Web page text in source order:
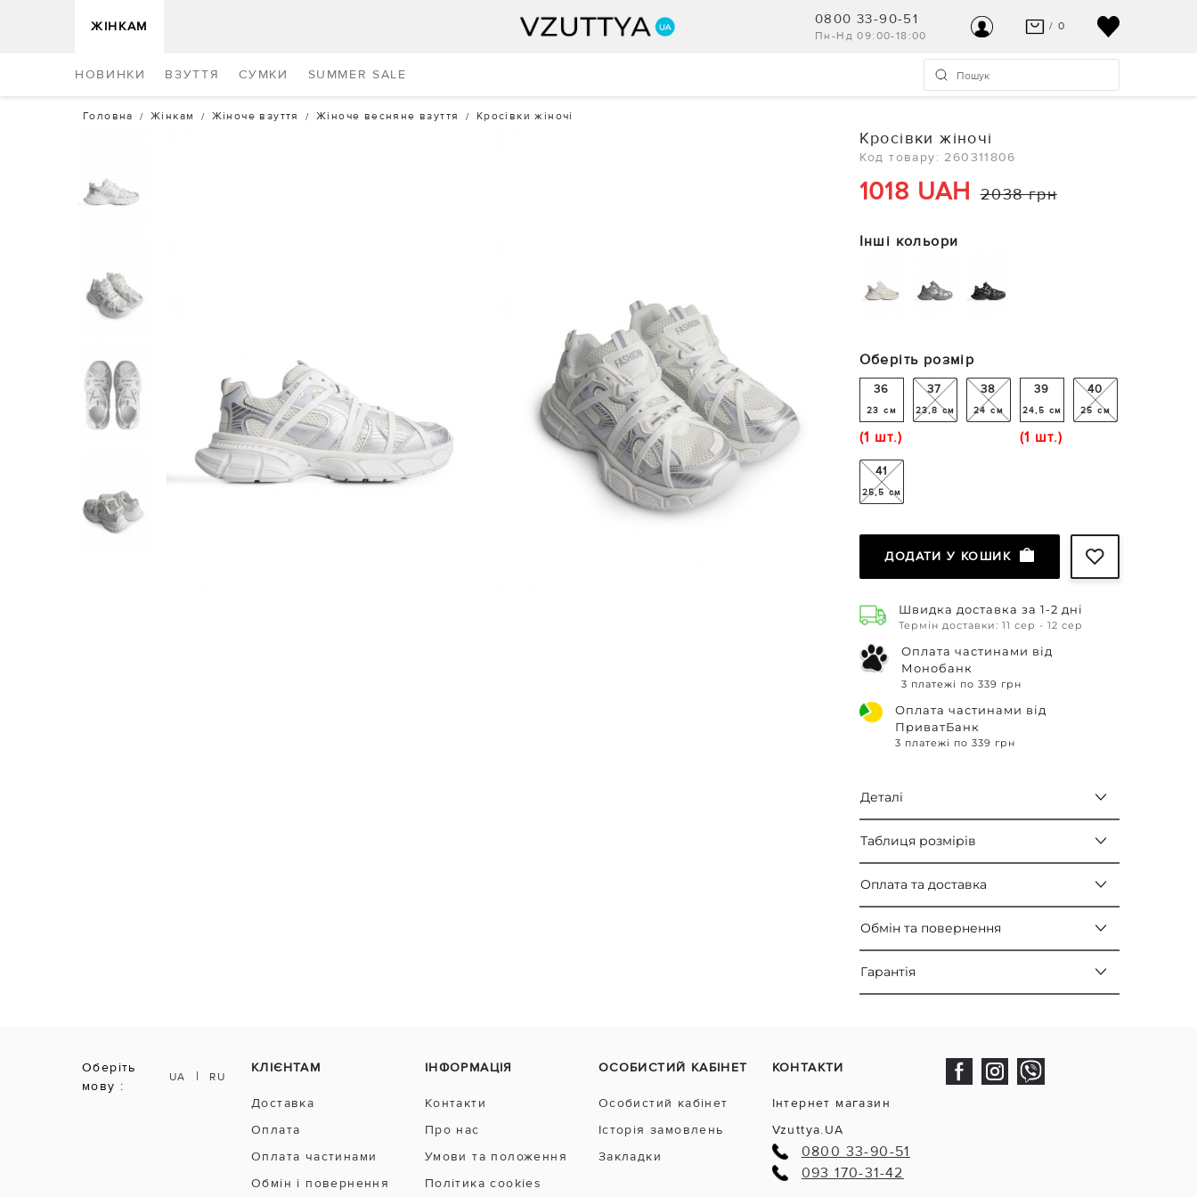
ЖІНКАМ 0800 33-90-51
Пн-Нд 09:00-18:00
/ 0
ВАШ КОШИК ПУСТИЙ
ПЕРЕГЛЯНУТИ
НОВИНКИ ВЗУТТЯ СУМКИ SUMMER SALE
Головна Жінкам Жіноче взуття Жіноче весняне взуття Кросівки жіночі
Кросівки жіночі
Код товару: 260311806
1018 UAH 2038 грн
Інші кольори
Оберіть розмір
36
23 см
(1 шт.)
37
23,8 см
38
24 см
39
24,5 см
(1 шт.)
40
25 см
41
25,5 см
ДОДАТИ У КОШИК
Швидка доставка за 1-2 дні
Термін доставки: 11 сер - 12 сер
Оплата частинами від
Монобанк
3 платежі по 339 грн
Оплата частинами від
ПриватБанк
3 платежі по 339 грн
Деталі
Таблиця розмірів
Оплата та доставка
Обмін та повернення
Гарантія
Оберіть
мову :
UA | RU
КЛІЄНТАМ
Доставка
Оплата
Оплата частинами
Обмін і повернення
ІНФОРМАЦІЯ
Контакти
Про нас
Умови та положення
Політика cookies
ОСОБИСТИЙ КАБІНЕТ
Особистий кабінет
Історія замовлень
Закладки
КОНТАКТИ
Інтернет магазин
Vzuttya.UA
0800 33-90-51
093 170-31-42